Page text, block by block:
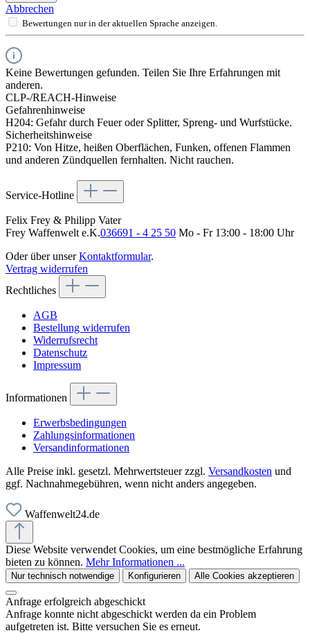
Abbrechen
Bewertungen nur in der aktuellen Sprache anzeigen.
Keine Bewertungen gefunden. Teilen Sie Ihre Erfahrungen mit
anderen.
CLP-/REACH-Hinweise
Gefahrenhinweise
H204: Gefahr durch Feuer oder Splitter, Spreng- und Wurfstücke.
Sicherheitshinweise
P210: Von Hitze, heißen Oberflächen, Funken, offenen Flammen
und anderen Zündquellen fernhalten. Nicht rauchen.
Service-Hotline
Felix Frey & Philipp Vater
Frey Waffenwelt e.K.036691 - 4 25 50 Mo - Fr 13:00 - 18:00 Uhr
Oder über unserKontaktformular.
Vertrag widerrufen
Rechtliches
AGB
Bestellung widerrufen
Widerrufsrecht
Datenschutz
Impressum
Informationen
Erwerbsbedingungen
Zahlungsinformationen
Versandinformationen
Alle Preise inkl. gesetzl. Mehrwertsteuer zzgl. Versandkosten und
ggf. Nachnahmegebühren, wenn nicht anders angegeben.
Waffenwelt24.de
Diese Website verwendet Cookies, um eine bestmögliche Erfahrung
bieten zu können. Mehr Informationen ...
Nur technisch notwendige Konfigurieren Alle Cookies akzeptieren
Anfrage erfolgreich abgeschickt
Anfrage konnte nicht abgeschickt werden da ein Problem
aufgetreten ist. Bitte versuchen Sie es erneut.